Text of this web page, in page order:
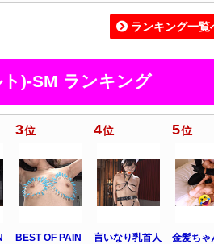
ランキング一覧
)-SM ランキング
3位
BEST OF PAIN
4位
言いなり乳首人
5位
金髪ちゃ